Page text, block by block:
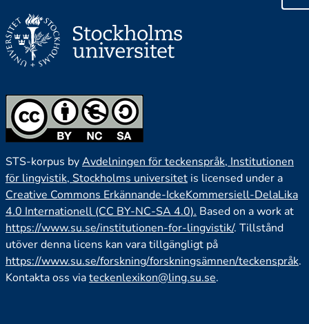
STS-korpus byAvdelningen för teckenspråk, Institutionen
för lingvistik, Stockholms universitet is licensed under a
Creative Commons Erkännande-IckeKommersiell-DelaLika
4.0 Internationell (CC BY-NC-SA 4.0). Based on a work at
https://www.su.se/institutionen-for-lingvistik/. Tillstånd
utöver denna licens kan vara tillgängligt på
https://www.su.se/forskning/forskningsämnen/teckenspråk.
Kontakta oss viateckenlexikon@ling.su.se.